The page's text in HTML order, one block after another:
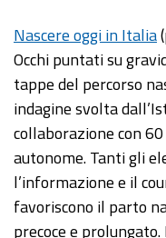
Nascere oggi in Italia
Occhi puntati su
tappe del percorso
indagine svolta
collaborazione con
autonome. Tanti gli
l’informazione e il
favoriscono il parto
precoce e